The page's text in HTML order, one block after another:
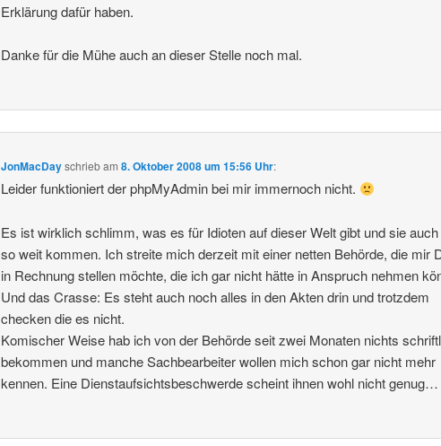
Erklärung dafür haben.
Danke für die Mühe auch an dieser Stelle noch mal.
JonMacDayschriebam8. Oktober 2008 um 15:56 Uhr:
Leider funktioniert der phpMyAdmin bei mir immernoch nicht.
Es ist wirklich schlimm, was es für Idioten auf dieser Welt gibt und sie
so weit kommen. Ich streite mich derzeit mit einer netten Behörde, die mir
in Rechnung stellen möchte, die ich gar nicht hätte in Anspruch nehmen
Und das Crasse: Es steht auch noch alles in den Akten drin und trotzdem
checken die es nicht.
Komischer Weise hab ich von der Behörde seit zwei Monaten nichts
bekommen und manche Sachbearbeiter wollen mich schon gar nicht mehr
kennen. Eine Dienstaufsichtsbeschwerde scheint ihnen wohl nicht genug…